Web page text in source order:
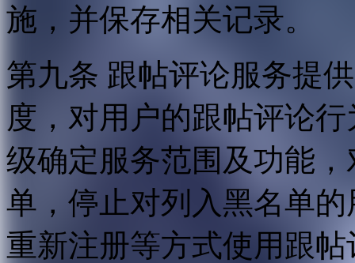
施，并保存相关记录。
第九条 跟帖评论服务提
度，对用户的跟帖评论
级确定服务范围及功能
单，停止对列入黑名单
重新注册等方式使用跟